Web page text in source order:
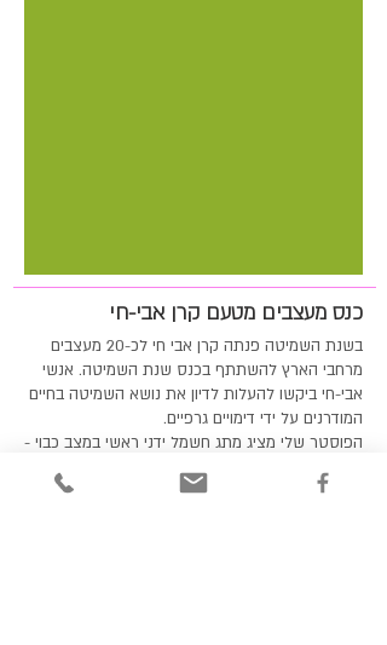
כנס מעצבים מטעם קרן אבי-חי
בשנת השמיטה פנתה קרן אבי חי לכ-20 מעצבים
מרחבי הארץ להשתתף בכנס שנת השמיטה. אנשי
אבי-חי ביקשו להעלות לדיון את נושא השמיטה בחיים
המודרנים על ידי דימויים גרפיים.
הפוסטר שלי מציג מתג חשמל ידני ראשי במצב כבוי -
כמייצג של אנרגיה מודרנית בהפסקה.